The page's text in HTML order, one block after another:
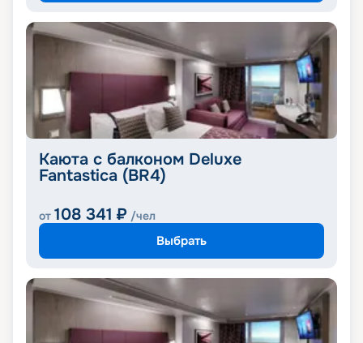
Каюта с балконом Deluxe
Fantastica (BR4)
от 108 341 ₽ /чел
Выбрать